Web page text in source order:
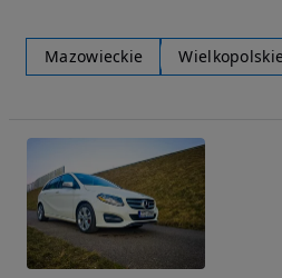
Mazowieckie Wielkopolskie